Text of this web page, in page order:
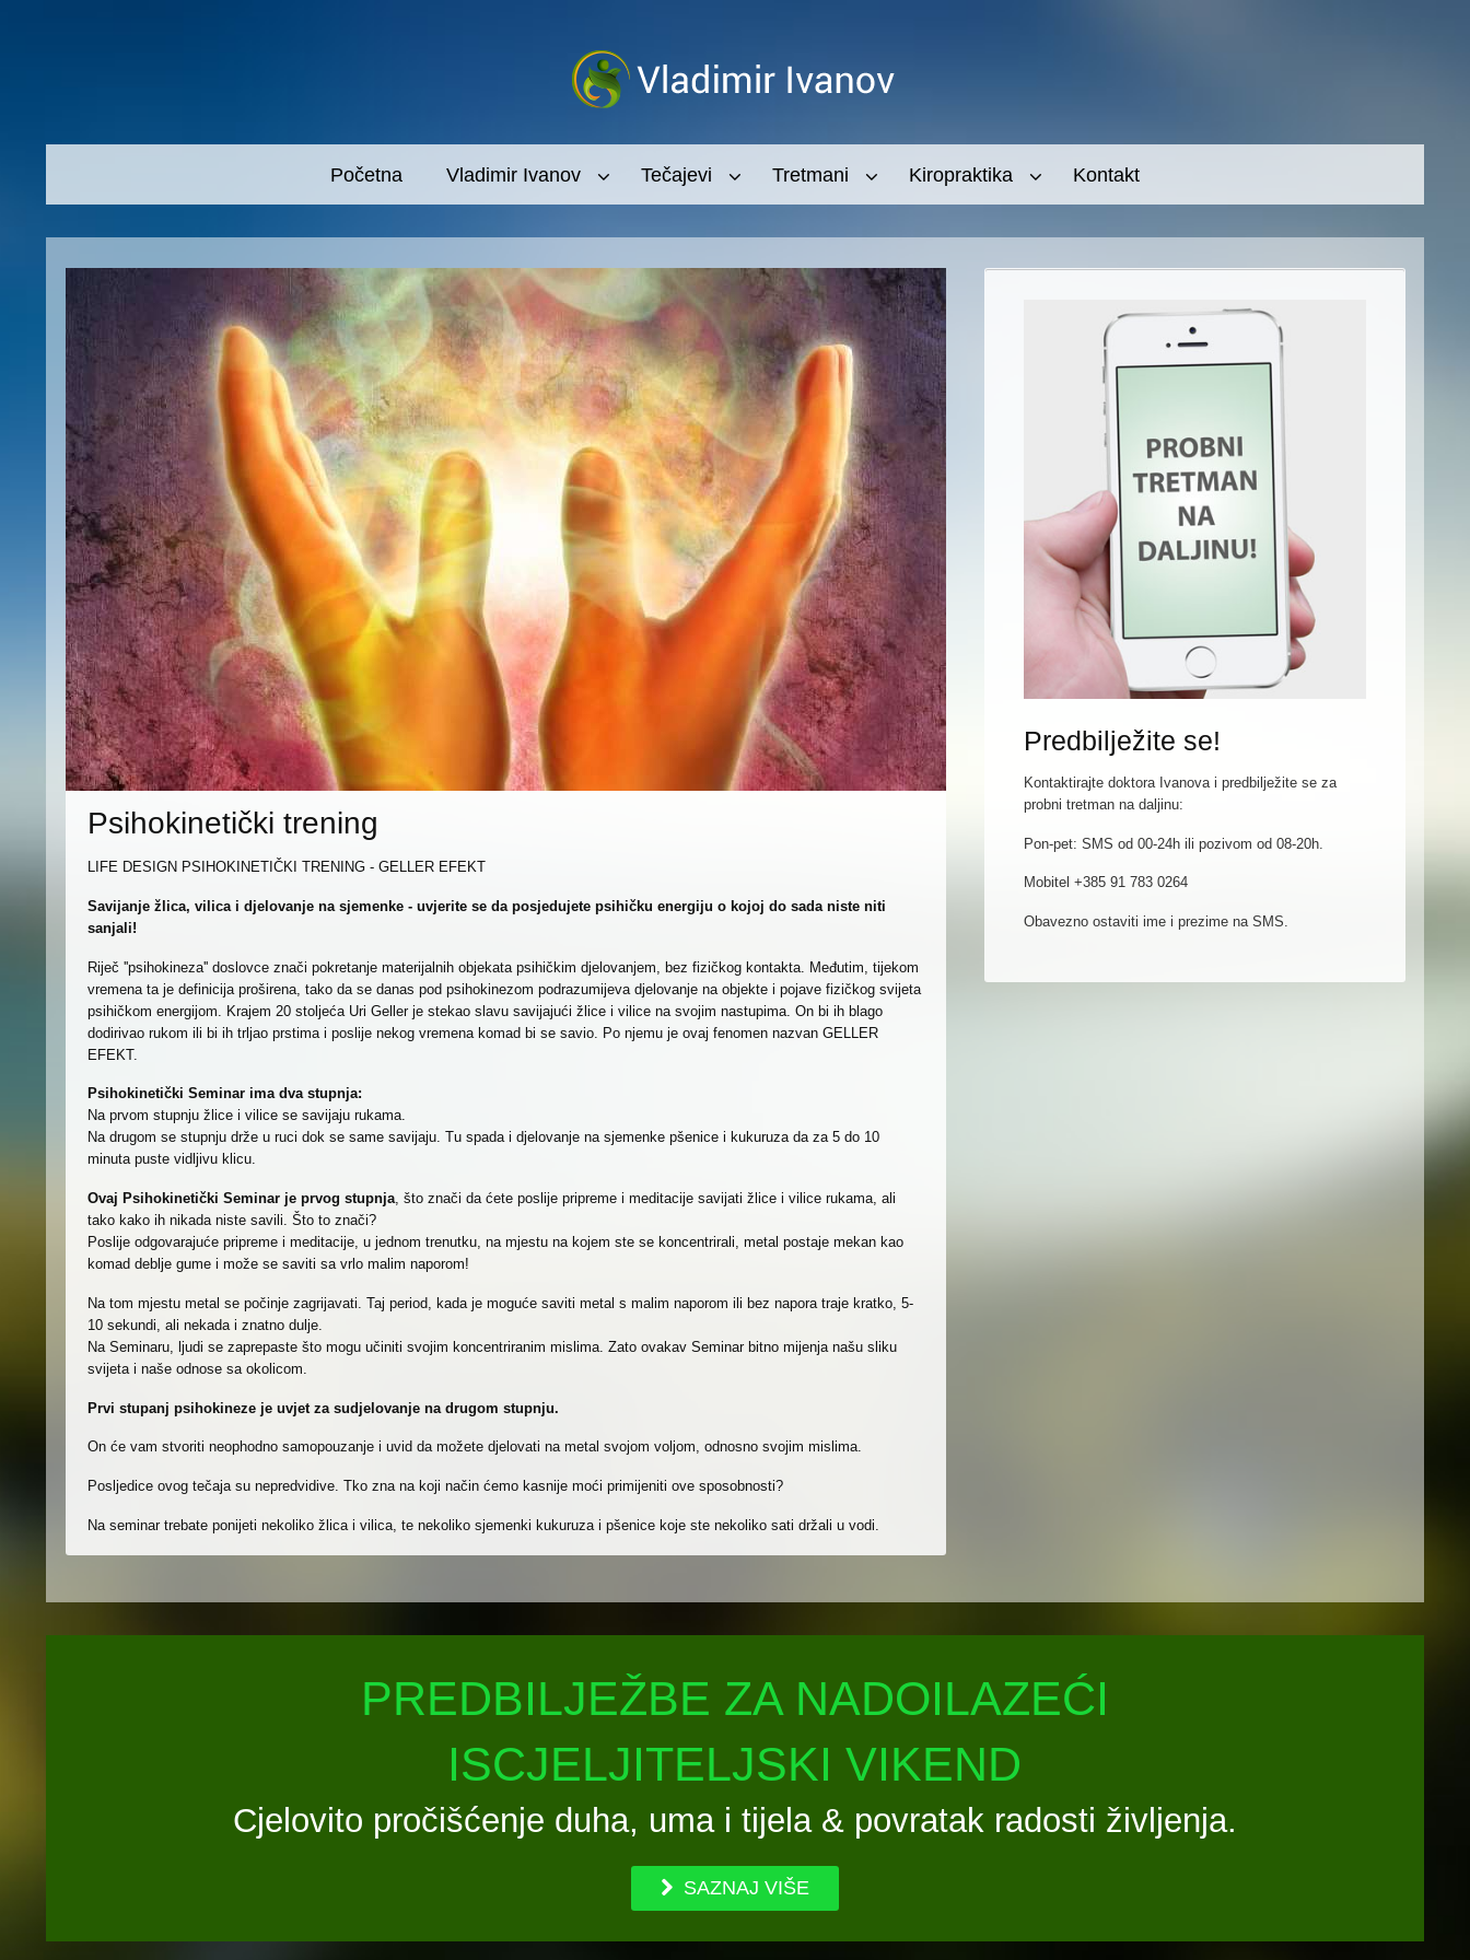
Početna Vladimir Ivanov Tečajevi Tretmani Kiropraktika Kontakt
Psihokinetički trening
LIFE DESIGN PSIHOKINETIČKI TRENING - GELLER EFEKT
Savijanje žlica, vilica i djelovanje na sjemenke - uvjerite se da posjedujete psihičku energiju o kojoj do sada niste niti
sanjali!
Riječ ''psihokineza'' doslovce znači pokretanje materijalnih objekata psihičkim djelovanjem, bez fizičkog kontakta. Međutim, tijekom
vremena ta je definicija proširena, tako da se danas pod psihokinezom podrazumijeva djelovanje na objekte i pojave fizičkog svijeta
psihičkom energijom. Krajem 20 stoljeća Uri Geller je stekao slavu savijajući žlice i vilice na svojim nastupima. On bi ih blago
dodirivao rukom ili bi ih trljao prstima i poslije nekog vremena komad bi se savio. Po njemu je ovaj fenomen nazvan GELLER
EFEKT.
Psihokinetički Seminar ima dva stupnja:
Na prvom stupnju žlice i vilice se savijaju rukama.
Na drugom se stupnju drže u ruci dok se same savijaju. Tu spada i djelovanje na sjemenke pšenice i kukuruza da za 5 do 10
minuta puste vidljivu klicu.
Ovaj Psihokinetički Seminar je prvog stupnja, što znači da ćete poslije pripreme i meditacije savijati žlice i vilice rukama, ali
tako kako ih nikada niste savili. Što to znači?
Poslije odgovarajuće pripreme i meditacije, u jednom trenutku, na mjestu na kojem ste se koncentrirali, metal postaje mekan kao
komad deblje gume i može se saviti sa vrlo malim naporom!
Na tom mjestu metal se počinje zagrijavati. Taj period, kada je moguće saviti metal s malim naporom ili bez napora traje kratko, 5-
10 sekundi, ali nekada i znatno dulje.
Na Seminaru, ljudi se zaprepaste što mogu učiniti svojim koncentriranim mislima. Zato ovakav Seminar bitno mijenja našu sliku
svijeta i naše odnose sa okolicom.
Prvi stupanj psihokineze je uvjet za sudjelovanje na drugom stupnju.
On će vam stvoriti neophodno samopouzanje i uvid da možete djelovati na metal svojom voljom, odnosno svojim mislima.
Posljedice ovog tečaja su nepredvidive. Tko zna na koji način ćemo kasnije moći primijeniti ove sposobnosti?
Na seminar trebate ponijeti nekoliko žlica i vilica, te nekoliko sjemenki kukuruza i pšenice koje ste nekoliko sati držali u vodi.
Predbilježite se!
Kontaktirajte doktora Ivanova i predbilježite se za
probni tretman na daljinu:
Pon-pet: SMS od 00-24h ili pozivom od 08-20h.
Mobitel +385 91 783 0264
Obavezno ostaviti ime i prezime na SMS.
PREDBILJEŽBE ZA NADOILAZEĆI
ISCJELJITELJSKI VIKEND
Cjelovito pročišćenje duha, uma i tijela & povratak radosti življenja.
SAZNAJ VIŠE